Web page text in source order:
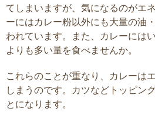
てしまいますが、気になるのがエ
ーにはカレー粉以外にも大量の油
われています。また、カレーには
よりも多い量を食べませんか。
これらのことが重なり、カレーは
しまうのです。カツなどトッピン
とになります。